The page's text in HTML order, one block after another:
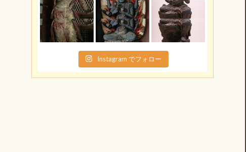
Instagram でフォロー